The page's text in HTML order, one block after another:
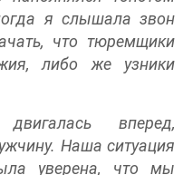
я слышала звон
что тюремщики
либо же узники
вперед,
Наша ситуация
уверена, что мы